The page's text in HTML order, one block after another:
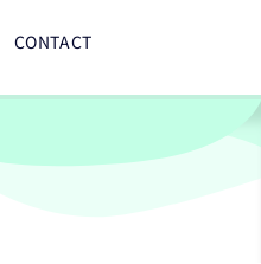
CONTACT